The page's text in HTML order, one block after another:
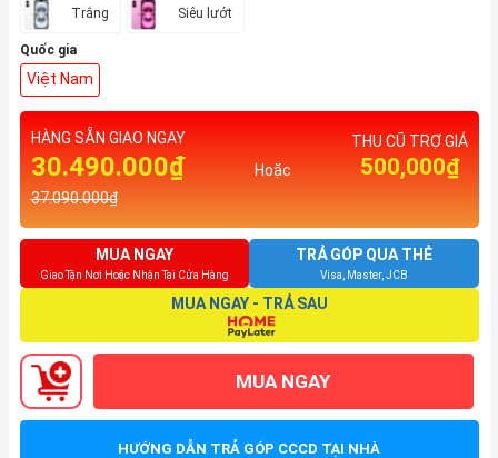
Trắng Siêu lướt
Quốc gia
Việt Nam
HÀNG SẴN GIAO NGAY
30.490.000₫
37.090.000₫
Hoặc
THU CŨ TRỢ GIÁ
500,000₫
MUA NGAY
Giao Tận Nơi Hoặc Nhận Tại Cửa Hàng
TRẢ GÓP QUA THẺ
Visa, Master, JCB
MUA NGAY - TRẢ SAU
MUA NGAY
HƯỚNG DẪN TRẢ GÓP CCCD TẠI NHÀ